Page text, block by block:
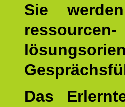
Sie
Das